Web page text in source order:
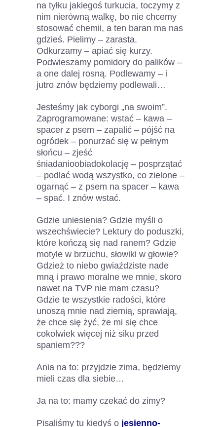
na tyłku jakiegoś turkucia, toczymy z
nim nierówną walkę, bo nie chcemy
stosować chemii, a ten baran ma nas
gdzieś. Pielimy – zarasta.
Odkurzamy – apiać się kurzy.
Podwieszamy pomidory do palików –
a one dalej rosną. Podlewamy – i
jutro znów będziemy podlewali…
Jesteśmy jak cyborgi „na swoim”.
Zaprogramowane: wstać – kawa –
spacer z psem – zapalić – pójść na
ogródek – ponurzać się w pełnym
słońcu – zjeść
śniadanioobiadokolację – posprzątać
– podlać wodą wszystko, co zielone –
ogarnąć – z psem na spacer – kawa
– spać. I znów wstać.
Gdzie uniesienia? Gdzie myśli o
wszechświecie? Lektury do poduszki,
które kończą się nad ranem? Gdzie
motyle w brzuchu, słowiki w głowie?
Gdzież to niebo gwiaździste nade
mną i prawo moralne we mnie, skoro
nawet na TVP nie mam czasu?
Gdzie te wszystkie radości, które
unoszą mnie nad ziemią, sprawiają,
że chce się żyć, że mi się chce
cokolwiek więcej niż siku przed
spaniem???
Ania na to: przyjdzie zima, będziemy
mieli czas dla siebie…
Ja na to: mamy czekać do zimy?
Pisaliśmy tu kiedyś o jesienno-